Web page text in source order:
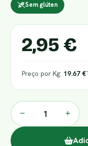
Sem glúten
2,95 €
Preço por Kg: 19.67 €
− +